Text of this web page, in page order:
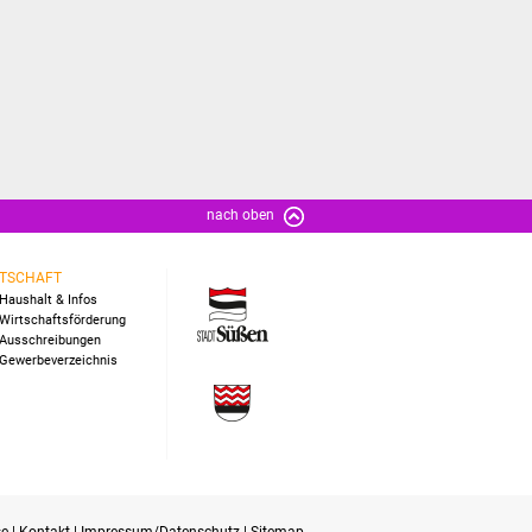
nach oben
Haushalt & Infos
Wirtschaftsförderung
Ausschreibungen
Gewerbeverzeichnis